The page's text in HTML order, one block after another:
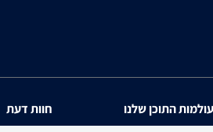
עולמות התוכן שלנו
חוות דעת